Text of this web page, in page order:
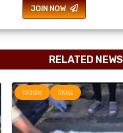
JOIN NOW
RELATED NEWS
ରାଜ୍ୟ